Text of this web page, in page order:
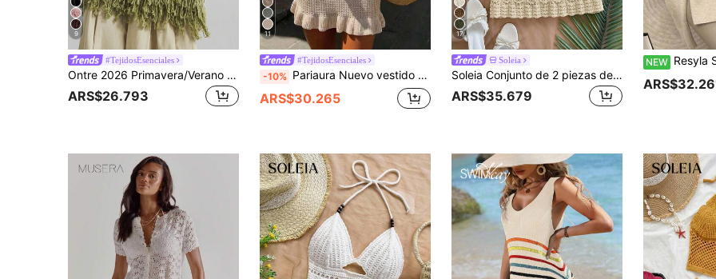
9
#TejidosEsenciales
Ontre 2026 Primavera/Verano Nuevos conjuntos de mujer estilo bohemio para festival, playa, vacaciones, festival de música country: Camiseta de punto sin mangas con bajo con flecos y calado, Camiseta de punto de lino con escote en V, Vestidos bohemios para vacaciones y festival de música country
ARS$26.793
11
#TejidosEsenciales
-10% Pariaura Nuevo vestido de verano para vacaciones en la playa, con tirantes de espagueti, escote en V, sexy y bombshell, con decoración de conchas al estilo de la francesa, con un ambiente bohemio y relajado, perfecto para un ambiente de vacaciones despreocupadas, versátil para uso diario casual, ideal para vacaciones con bikini, con estilo retro europeo francés para mujer de punto
ARS$30.265
17
Soleia
Soleia Conjunto de 2 piezas de top corto de ganchillo con tirantes finos y falda de cintura baja, adecuado para festival de música, estilo bohemio, vacaciones, citas, tarde de té
ARS$35.679
NEW Resyla Suéter casual